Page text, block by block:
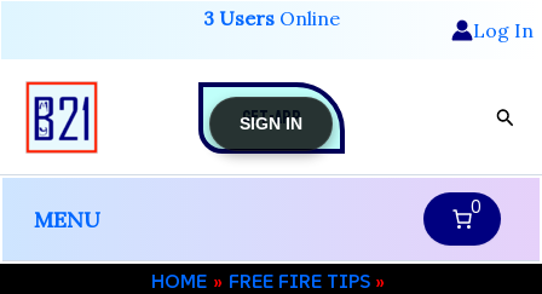
content
3 UsersOnline Log In
GET-APP
MENU 0
HOME
FREE FIRE TIPS
SIGN IN